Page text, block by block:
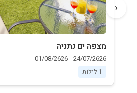
מצפה ים נתניה
24/07/2626 - 01/08/2626
1 לילות
‹